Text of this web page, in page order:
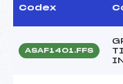
Codex
ASAF1401.FFS